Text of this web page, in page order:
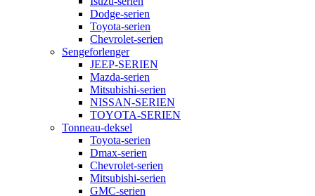
Dodge-serien
Toyota-serien
Chevrolet-serien
Sengeforlenger
JEEP-SERIEN
Mazda-serien
Mitsubishi-serien
NISSAN-SERIEN
TOYOTA-SERIEN
Tonneau-deksel
Toyota-serien
Dmax-serien
Chevrolet-serien
Mitsubishi-serien
GMC-serien